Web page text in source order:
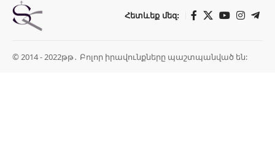
Հետևեք մեզ:
© 2014 - 2022թթ․ Բոլոր իրավունքները պաշտպանված են: